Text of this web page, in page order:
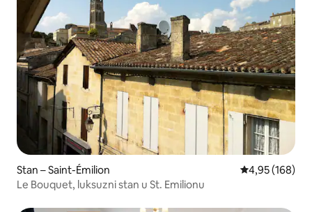
Stan – Saint-Émilion Prosječna
4,95 (168)
Le Bouquet, luksuzni stan u St. Emilionu